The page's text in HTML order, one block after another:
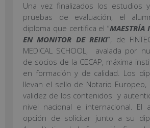
Una vez finalizados los estudios
pruebas de evaluación, el
diploma que certifica el “MAESTRÍA
EN MONITOR DE REIKI”, de
MEDICAL SCHOOL, avalada por
de socios de la CECAP, máxima
en formación y de calidad. Los
llevan el sello de Notario
validez de los contenidos y
nivel nacional e internacional. El
opción de solicitar junto a su